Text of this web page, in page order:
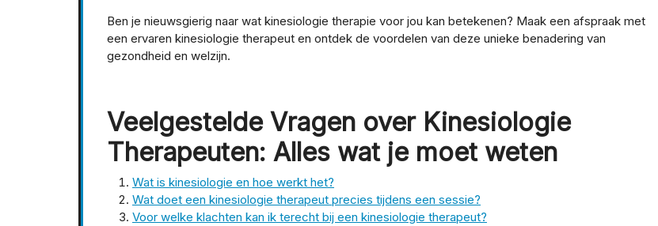
Ben je nieuwsgierig naar wat kinesiologie therapie voor jou kan betekenen? Maak een afspraak met
een ervaren kinesiologie therapeut en ontdek de voordelen van deze unieke benadering van
gezondheid en welzijn.
Veelgestelde Vragen over Kinesiologie
Therapeuten: Alles wat je moet weten
Wat is kinesiologie en hoe werkt het?
Wat doet een kinesiologie therapeut precies tijdens een sessie?
Voor welke klachten kan ik terecht bij een kinesiologie therapeut?